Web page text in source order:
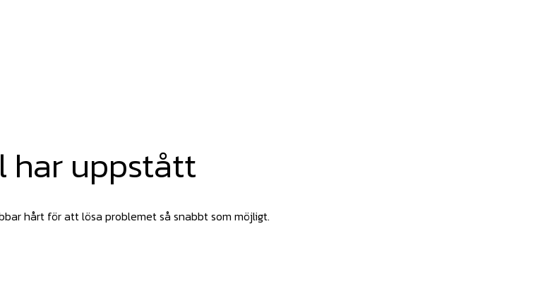
har uppstått
hårt för att lösa problemet så snabbt som möjligt.